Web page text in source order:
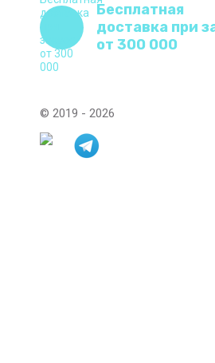
Бесплатная
доставка при
от 300 000
© 2019 - 2026